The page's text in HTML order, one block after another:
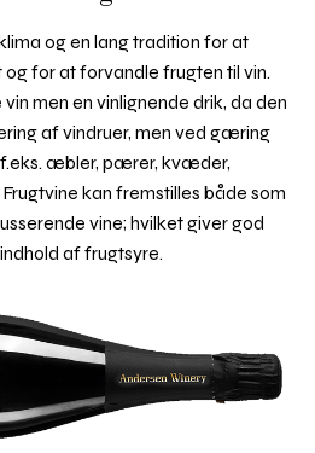
og en lang tradition for at
for at forvandle frugten til vin.
men en vinlignende drik, da den
af vindruer, men ved gæring
æbler, pærer, kvæder,
kan fremstilles både som
vine; hvilket giver god
af frugtsyre.